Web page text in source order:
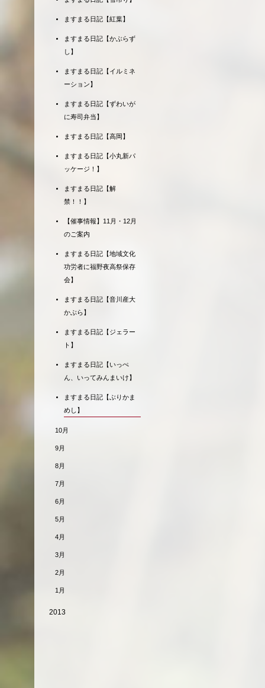
ますまる日記【紅葉】
ますまる日記【かぶらず
し】
ますまる日記【イルミネ
ーション】
ますまる日記【ずわいが
に寿司弁当】
ますまる日記【高岡】
ますまる日記【小丸新パ
ッケージ！】
ますまる日記【解
禁！！】
【催事情報】11月・12月
のご案内
ますまる日記【地域文化
功労者に福野夜高祭保存
会】
ますまる日記【音川産大
かぶら】
ますまる日記【ジェラー
ト】
ますまる日記【いっぺ
ん、いってみんまいけ】
ますまる日記【ぶりかま
めし】
10月
9月
8月
7月
6月
5月
4月
3月
2月
1月
2013